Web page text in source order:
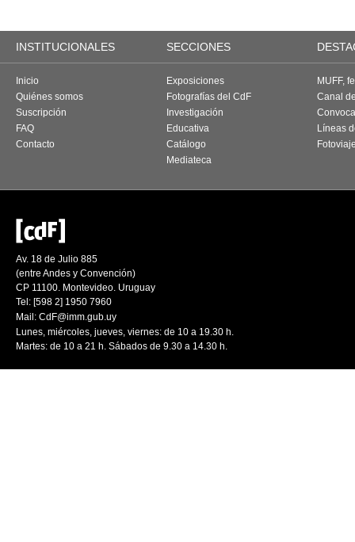
INSTITUCIONALES SECCIONES
Inicio
Quiénes somos
Suscripción
FAQ
Contacto
Exposiciones
Fotografías del CdF
Investigación
Educativa
Catálogo
Mediateca
MUFF,
Canal
Líneas
Av. 18 de Julio 885
(entre Andes y Convención)
CP 11100. Montevideo. Uruguay
Tel: [598 2] 1950 7960
Mail: CdF@imm.gub.uy
Lunes, miércoles, jueves, viernes: de 10 a 19.30 h.
Martes: de 10 a 21 h. Sábados de 9.30 a 14.30 h.